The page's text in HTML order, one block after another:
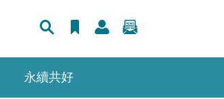
永續共好